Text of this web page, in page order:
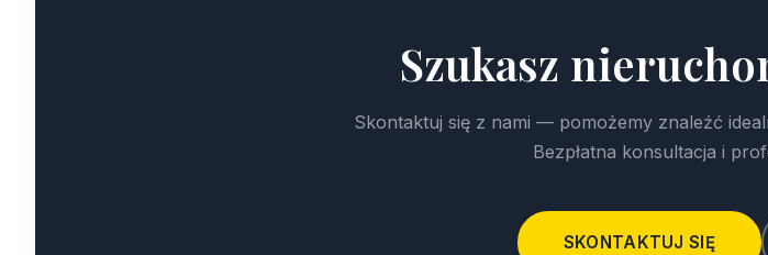
Szukasz
Skontaktuj się z nami — pomożemy znaleźć
Bezpłatna konsultacja i
SKONTAKTUJ SIĘ